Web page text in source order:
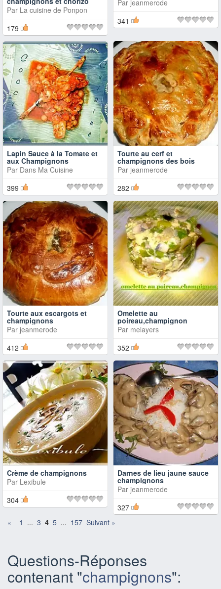
Par La cuisine de Ponpon
179
Par jeanmerode
341
Lapin Sauce à la Tomate et
aux Champignons
Par Dans Ma Cuisine
399
Tourte au cerf et
champignons des bois
Par jeanmerode
282
Tourte aux escargots et
champignons
Par jeanmerode
412
Omelette au
poireau,champignon
Par melayers
352
Crème de champignons
Par Lexibule
304
Darnes de lieu jaune sauce
champignons
Par jeanmerode
327
«
1 ... 3 4 5 ... 157 Suivant »
Questions-Réponses
contenant "champignons":